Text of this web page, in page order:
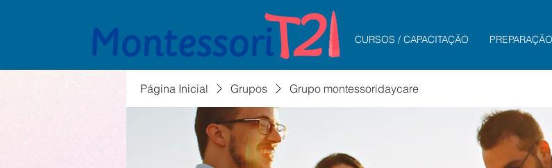
CURSOS / CAPACITAÇÃO
Página Inicial Grupos Grupo montessoridaycare